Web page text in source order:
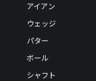
アイアン
ウェッジ
パター
ボール
シャフト